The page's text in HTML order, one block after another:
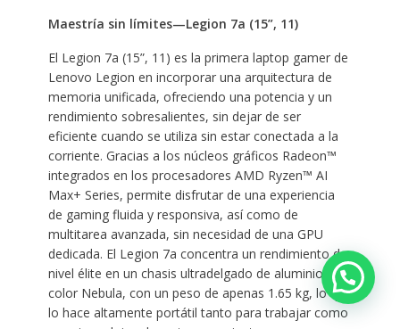
Maestría sin límites—Legion 7a (15”, 11)
El Legion 7a (15”, 11) es la primera laptop gamer de
Lenovo Legion en incorporar una arquitectura de
memoria unificada, ofreciendo una potencia y un
rendimiento sobresalientes, sin dejar de ser
eficiente cuando se utiliza sin estar conectada a la
corriente. Gracias a los núcleos gráficos Radeon™
integrados en los procesadores AMD Ryzen™ AI
Max+ Series, permite disfrutar de una experiencia
de gaming fluida y responsiva, así como de
multitarea avanzada, sin necesidad de una GPU
dedicada. El Legion 7a concentra un rendimiento de
nivel élite en un chasis ultradelgado de aluminio en
color Nebula, con un peso de apenas 1.65 kg, lo que
lo hace altamente portátil tanto para trabajar como